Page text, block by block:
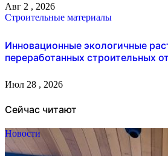
Авг 2 , 2026
Строительные материалы
Инновационные экологичные
переработанных строительных
Июл 28 , 2026
Сейчас читают
Новости